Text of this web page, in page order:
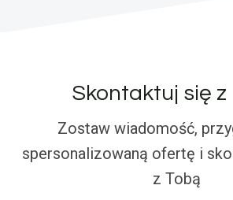
Skontaktuj się z
Zostaw wiadomość,
spersonalizowaną ofertę i
z Tobą